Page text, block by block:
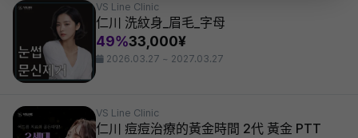
VS Line Clinic
仁川 洗紋身_眉毛_字母
49%33,000¥
2026.03.27 ~ 2027.03.27
VS Line Clinic
仁川 痘痘治療的黃金時間 2代 黃金 PTT